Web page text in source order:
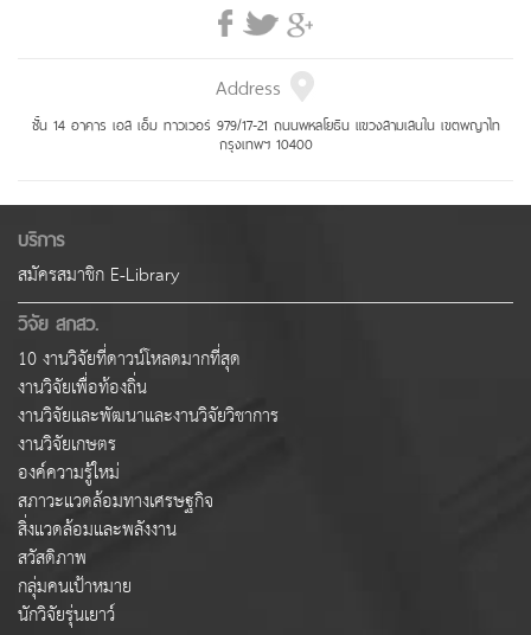
Address
ชั้น 14 อาคาร เอส เอ็ม ทาวเวอร์ 979/17-21 ถนนพหลโยธิน แขวงสามเสนใน เขตพญาไท
กรุงเทพฯ 10400
บริการ
สมัครสมาชิก E-Library
วิจัย สกสว.
10 งานวิจัยที่ดาวน์โหลดมากที่สุด
งานวิจัยเพื่อท้องถิ่น
งานวิจัยและพัฒนาและงานวิจัยวิชาการ
งานวิจัยเกษตร
องค์ความรู้ใหม่
สภาวะแวดล้อมทางเศรษฐกิจ
สิ่งแวดล้อมและพลังงาน
สวัสดิภาพ
กลุ่มคนเป้าหมาย
นักวิจัยรุ่นเยาว์